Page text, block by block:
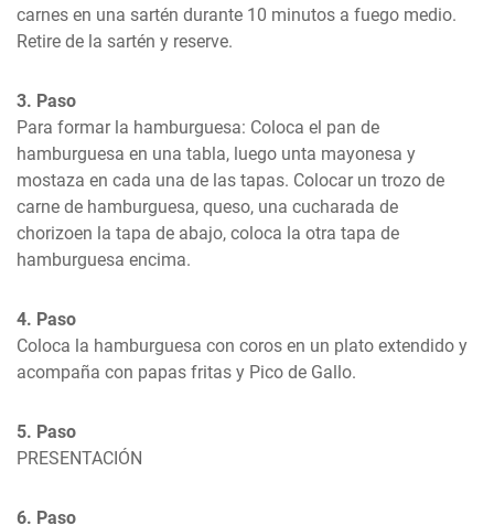
carnes en una sartén durante 10 minutos a fuego medio.
Retire de la sartén y reserve.
3. Paso
Para formar la hamburguesa: Coloca el pan de
hamburguesa en una tabla, luego unta mayonesa y
mostaza en cada una de las tapas. Colocar un trozo de
carne de hamburguesa, queso, una cucharada de
chorizoen la tapa de abajo, coloca la otra tapa de
hamburguesa encima.
4. Paso
Coloca la hamburguesa con coros en un plato extendido y
acompaña con papas fritas y Pico de Gallo.
5. Paso
PRESENTACIÓN
6. Paso